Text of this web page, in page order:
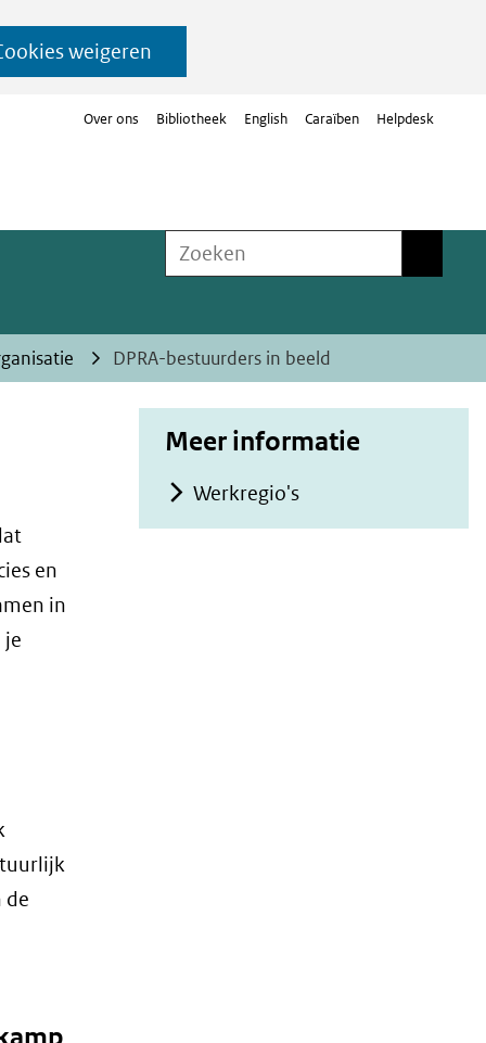
weigeren
Over ons Bibliotheek English Caraïben Helpdesk
Zoeken
DPRA-bestuurders in beeld
en
in
je
de
Meer informatie
Werkregio's